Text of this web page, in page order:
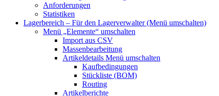
Anforderungen
Statistiken
Lagerbereich – Für den Lagerverwalter(Menü umschalten)
Menü „Elemente“ umschalten
Import aus CSV
Massenbearbeitung
Artikeldetails Menü umschalten
Kaufbedingungen
Stückliste (BOM)
Routing
Artikelberichte